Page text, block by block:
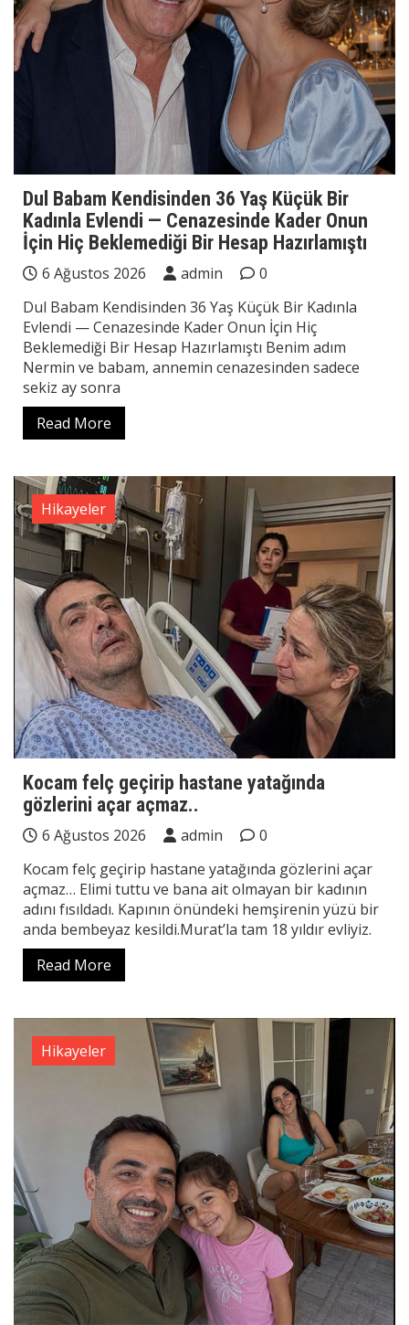
Dul Babam Kendisinden 36 Yaş Küçük Bir
Kadınla Evlendi — Cenazesinde Kader Onun
İçin Hiç Beklemediği Bir Hesap Hazırlamıştı
6 Ağustos 2026 admin
0
Dul Babam Kendisinden 36 Yaş Küçük Bir Kadınla
Evlendi — Cenazesinde Kader Onun İçin Hiç
Beklemediği Bir Hesap Hazırlamıştı Benim adım
Nermin ve babam, annemin cenazesinden sadece
sekiz ay sonra
Read More
Hikayeler
Kocam felç geçirip hastane yatağında
gözlerini açar açmaz..
6 Ağustos 2026 admin
0
Kocam felç geçirip hastane yatağında gözlerini açar
açmaz… Elimi tuttu ve bana ait olmayan bir kadının
adını fısıldadı. Kapının önündeki hemşirenin yüzü bir
anda bembeyaz kesildi.Murat’la tam 18 yıldır evliyiz.
Read More
Hikayeler